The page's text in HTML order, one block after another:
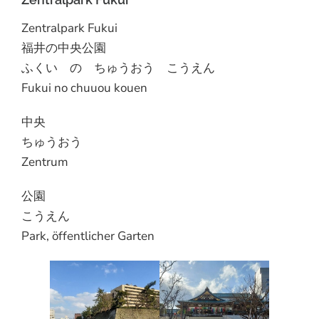
Zentralpark Fukui
福井の中央公園
ふくい の ちゅうおう こうえん
Fukui no chuuou kouen
中央
ちゅうおう
Zentrum
公園
こうえん
Park, öffentlicher Garten